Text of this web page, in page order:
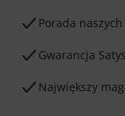
Porada
Gwarancja
Największy